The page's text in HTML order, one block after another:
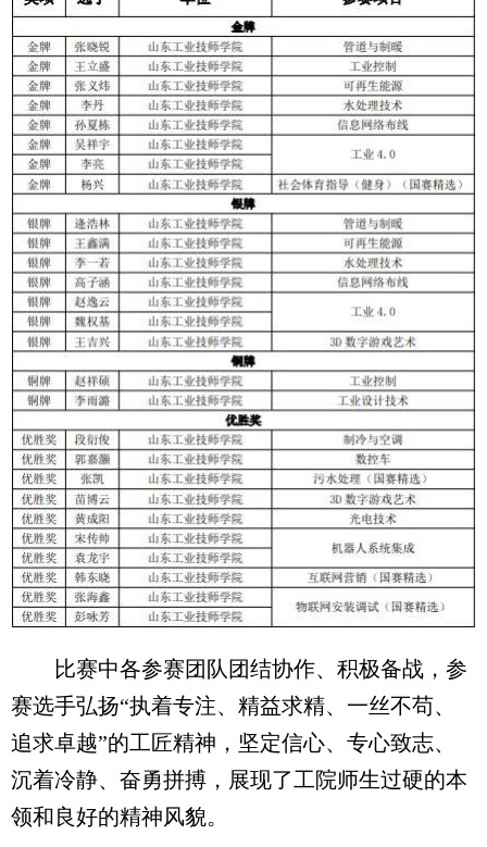
比赛中各参赛团队团结协作、积极备战，参
赛选手弘扬“执着专注、精益求精、一丝不苟、
追求卓越”的工匠精神，坚定信心、专心致志、
沉着冷静、奋勇拼搏，展现了工院师生过硬的本
领和良好的精神风貌。